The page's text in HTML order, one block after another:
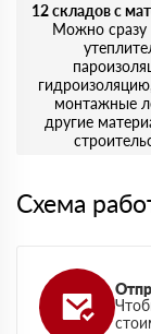
12 складов с
Можно сразу
монтажные
другие
Схема